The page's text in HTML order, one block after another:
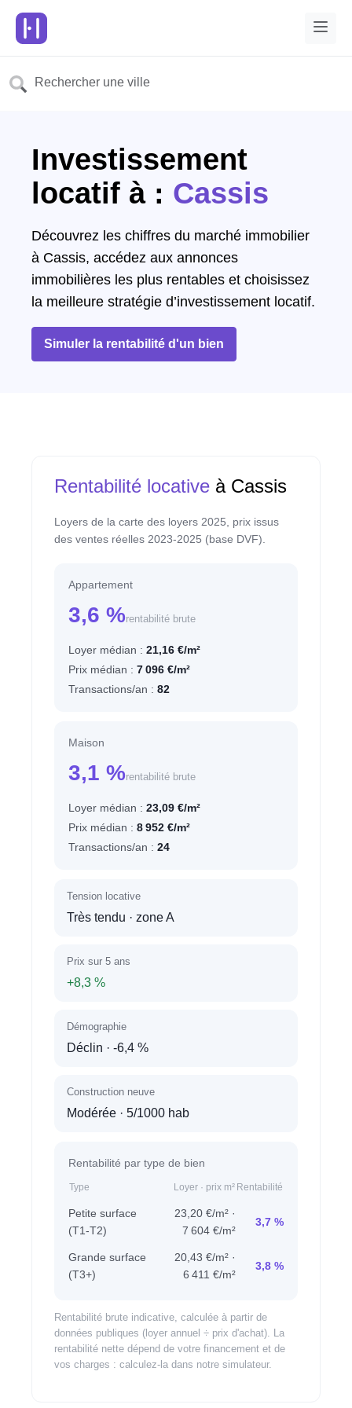
Investissement
locatif à : Cassis
Découvrez les chiffres du marché immobilier
à Cassis, accédez aux annonces
immobilières les plus rentables et choisissez
la meilleure stratégie d’investissement locatif.
Simuler la rentabilité d'un bien
Rentabilité locative à Cassis
Loyers de la carte des loyers 2025, prix issus
des ventes réelles 2023-2025 (base DVF).
Appartement
3,6 %rentabilité brute
Loyer médian : 21,16 €/m²
Prix médian : 7 096 €/m²
Transactions/an : 82
Maison
3,1 %rentabilité brute
Loyer médian : 23,09 €/m²
Prix médian : 8 952 €/m²
Transactions/an : 24
Tension locative
Très tendu · zone A
Prix sur 5 ans
+8,3 %
Démographie
Déclin · -6,4 %
Construction neuve
Modérée · 5/1000 hab
Rentabilité par type de bien
Type Loyer · prix m² Rentabilité
Petite surface
(T1-T2)
23,20 €/m² ·
7 604 €/m²
3,7 %
Grande surface
(T3+)
20,43 €/m² ·
6 411 €/m²
3,8 %
Rentabilité brute indicative, calculée à partir de
données publiques (loyer annuel ÷ prix d'achat). La
rentabilité nette dépend de votre financement et de
vos charges : calculez-la dans notre simulateur.